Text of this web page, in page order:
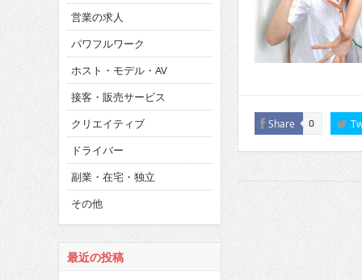
Share 0
営業の求人
パワフルワーク
ホスト・モデル・AV
接客・販売サービス
クリエイティブ
ドライバー
副業・在宅・独立
その他
最近の投稿